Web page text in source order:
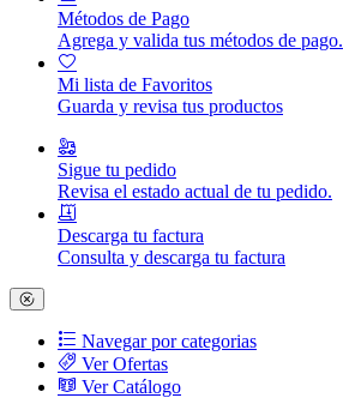
Métodos de Pago
Agrega y valida tus métodos de pago.
Mi lista de Favoritos
Guarda y revisa tus productos
Sigue tu pedido
Revisa el estado actual de tu pedido.
Descarga tu factura
Consulta y descarga tu factura
Navegar por categorias
Ver Ofertas
Ver Catálogo